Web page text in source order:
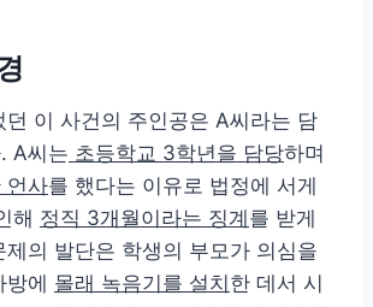
던 이 사건의 주인공은 A씨라는 담
A씨는 초등학교 3학년을 담당하며
언사를 했다는 이유로 법정에 서게
해 정직 3개월이라는 징계를 받게
제의 발단은 학생의 부모가 의심을
방에 몰래 녹음기를 설치한 데서 시